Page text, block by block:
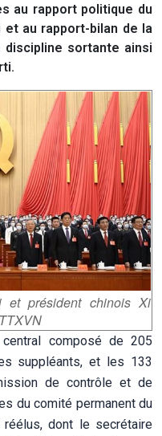
au rapport politique du
au rapport-bilan de la
sortante ainsi
et président chinois Xi
composé de 205
suppléants, et les 133
de contrôle et de
du comité permanent du
dont le secrétaire